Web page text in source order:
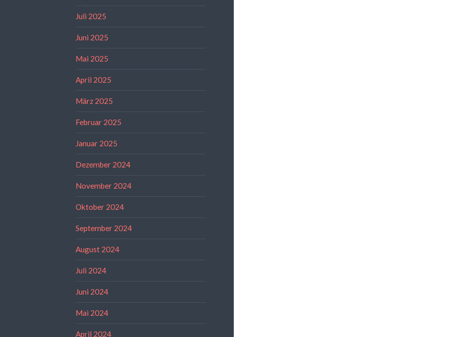
Juli 2025
Juni 2025
Mai 2025
April 2025
März 2025
Februar 2025
Januar 2025
Dezember 2024
November 2024
Oktober 2024
September 2024
August 2024
Juli 2024
Juni 2024
Mai 2024
April 2024